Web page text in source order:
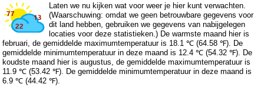
Laten we nu kijken wat voor weer je hier kunt verwachten.
(Waarschuwing: omdat we geen betrouwbare gegevens voor
dit land hebben, gebruiken we gegevens van nabijgelegen
locaties voor deze statistieken.) De warmste maand hier is
februari, de gemiddelde maximumtemperatuur is 18.1 ℃ (64.58 ℉). De
gemiddelde minimumtemperatuur in deze maand is 12.4 ℃ (54.32 ℉). De
koudste maand hier is augustus, de gemiddelde maximumtemperatuur is
11.9 ℃ (53.42 ℉). De gemiddelde minimumtemperatuur in deze maand is
6.9 ℃ (44.42 ℉).